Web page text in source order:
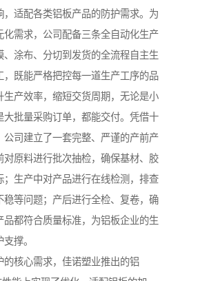
，适配各类铝板产品的防护需求。为
化需求，公司配备三条全自动化生产
、涂布、分切到发货的全流程自主生
，既能严格把控每一道生产工序的品
生产效率，缩短交货周期，无论是小
大批量采购订单，都能交付。凭借十
公司建立了一套完整、严谨的产前产
对原料进行批次抽检，确保基材、胶
；生产中对产品进行在线检测，排查
稳等问题；产后进行全检、复卷，确
品都符合质量标准，为铝板企业的生
撑。
的核心需求，佳诺塑业推出的铝